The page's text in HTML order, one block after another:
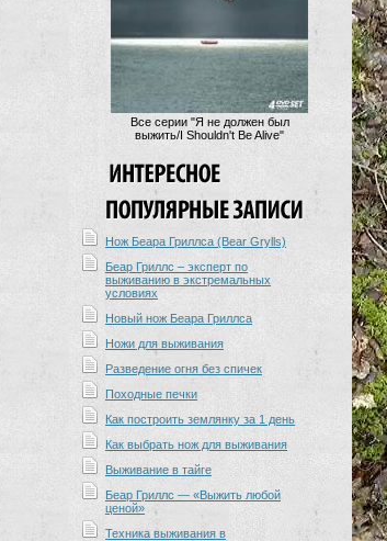
Все серии "Я не должен был
выжить/I Shouldn't Be Alive"
Нож Беара Гриллса (Bear Grylls)
Беар Гриллс – эксперт по
выживанию в экстремальных
условиях
Новый нож Беара Гриллса
Ножи для выживания
Разведение огня без спичек
Походные печки
Как построить землянку за 1 день
Как выбрать нож для выживания
Выживание в тайге
Беар Гриллс — «Выжить любой
ценой»
Техника выживания в